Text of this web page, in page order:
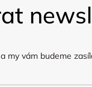
my vám budeme